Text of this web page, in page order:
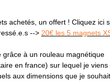
achetés, un offert ! Cliquez ici
--> 20€ les 5 magnets
grâce à un rouleau magnétique
en france) sur lequel je viens
aux dimensions que je